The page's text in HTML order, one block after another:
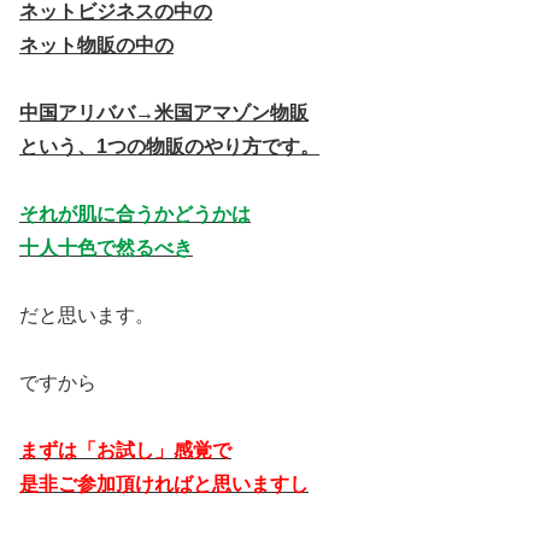
ネットビジネスの中の
ネット物販の中の
中国アリババ→米国アマゾン物販
という、1つの物販のやり方です。
それが肌に合うかどうかは
十人十色で然るべき
だと思います。
ですから
まずは「お試し」感覚で
是非ご参加頂ければと思いますし